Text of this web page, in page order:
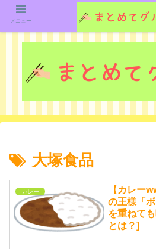
グルメ関連のいろいろなニューススレッドを
す）
大塚食品
カレー
【カレー
の王様「
を重ねて
とは？]
メニュー